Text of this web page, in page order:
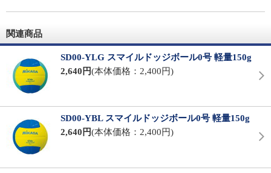
関連商品
SD00-YLG スマイルドッジボール0号 軽量150g
2,640円(本体価格：2,400円)
SD00-YBL スマイルドッジボール0号 軽量150g
2,640円(本体価格：2,400円)